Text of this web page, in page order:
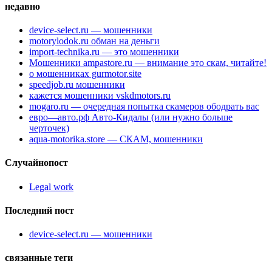
недавно
device-select.ru — мошенники
motorylodok.ru обман на деньги
import-technika.ru — это мошенники
Мошенники ampastore.ru — внимание это скам, читайте!
о мошенниках gurmotor.site
speedjob.ru мошенники
кажется мошенники vskdmotors.ru
mogaro.ru — очередная попытка скамеров ободрать вас
евро—авто.рф Авто-Кидалы (или нужно больше
черточек)
aqua-motorika.store — СКАМ, мошенники
Случайнопост
Legal work
Последний пост
device-select.ru — мошенники
связанные теги